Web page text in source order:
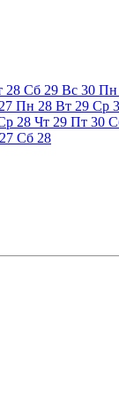
28 Сб 29 Вс 30 Пн
27 Пн 28 Вт 29 Ср
28 Чт 29 Пт 30
27 Сб 28